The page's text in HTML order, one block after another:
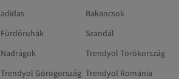
adidas
Bakancsok
Fürdőruhák
Szandál
Nadrágok
Trendyol Törökország
Trendyol Görögország Trendyol Románia